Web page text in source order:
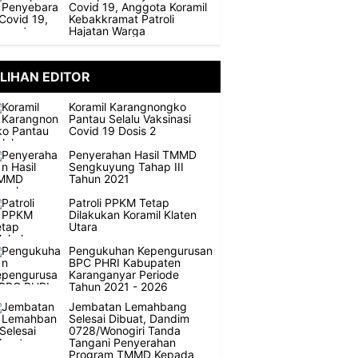
Covid 19, Anggota Koramil
Kebakkramat Patroli
Hajatan Warga
EDITOR
Koramil Karangnongko
Pantau Selalu Vaksinasi
Covid 19 Dosis 2
Penyerahan Hasil TMMD
Sengkuyung Tahap III
Tahun 2021
Patroli PPKM Tetap
Dilakukan Koramil Klaten
Utara
Pengukuhan Kepengurusan
BPC PHRI Kabupaten
Karanganyar Periode
Tahun 2021 - 2026
Jembatan Lemahbang
Selesai Dibuat, Dandim
0728/Wonogiri Tanda
Tangani Penyerahan
Program TMMD Kepada